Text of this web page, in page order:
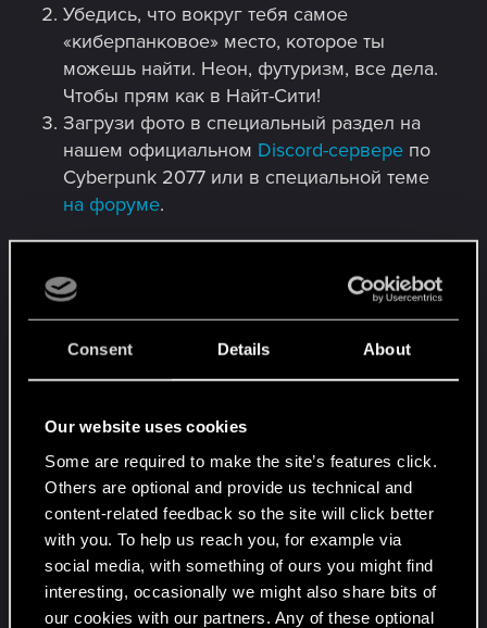
Consent Details About
Our website uses cookies
Some are required to make the site’s features click.
Others are optional and provide us technical and
content-related feedback so the site will click better
with you. To help us reach you, for example via
social media, with something of ours you might find
interesting, occasionally we might also share bits of
our cookies with our partners. Any of these optional
Убедись, что вокруг тебя самое
«киберпанковое» место, которое ты
можешь найти. Неон, футуризм, все дела.
Чтобы прям как в Найт-Сити!
Загрузи фото в специальный раздел на
нашем официальном Discord-сервере по
Cyberpunk 2077 или в специальной теме
на форуме.
Полные правила конкурса читайтут.
Ждем твою фотку с 7 по 21 октября 2025
по Киеву, Кишиневу, Минску и Москве, 02:59
по Алматы и Ташкенту, 03:59 по Бишкеку.
Результаты объявим не позднее 30 октября.
Покажи, что умеешь, стань настоящим
киберпанком и выиграй крутецкие призы.
Полное издание Cyberpunk 2077 доступно на
Nintendo Switch™ 2